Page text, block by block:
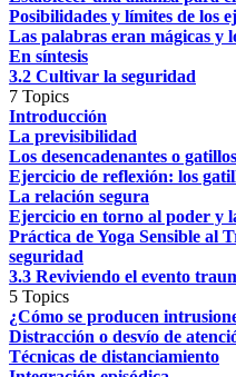
Posibilidades y límites de los
Las palabras eran mágicas y
En síntesis
3.2 Cultivar la seguridad
7 Topics
Introducción
La previsibilidad
Los desencadenantes o gatillos
Ejercicio de reflexión: los
La relación segura
Ejercicio en torno al poder y
Práctica de Yoga Sensible al
seguridad
3.3 Reviviendo el evento
5 Topics
¿Cómo se producen
Distracción o desvío de
Técnicas de distanciamiento